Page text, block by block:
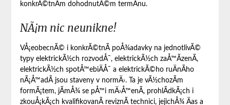
konkrÃ©tnÃ­m dohodnutÃ©m termÃ­nu.
NÃ¡m nic neunikne!
VÅ¡eobecnÃ© i konkrÃ©tnÃ­ poÅ¾adavky na jednotlivÃ©
typy elektrickÃ½ch rozvodÅ¯, elektrickÃ½ch zaÅ™Ã­zenÃ­,
elektrickÃ½ch spotÅ™ebiÄÅ¯ a elektrickÃ©ho ruÄnÃ­ho
nÃ¡Å™adÃ­ jsou staveny v normÄ›. Ta je vÃ½chozÃ­m
formÃ¡tem, jÃ­mÅ¾ se pÅ™i mÄ›Å™enÃ­, prohlÃ­dkÃ¡ch i
zkouÅ¡kÃ¡ch kvalifikovanÃ­ reviznÃ­ technici, jejichÅ¾ Äas a